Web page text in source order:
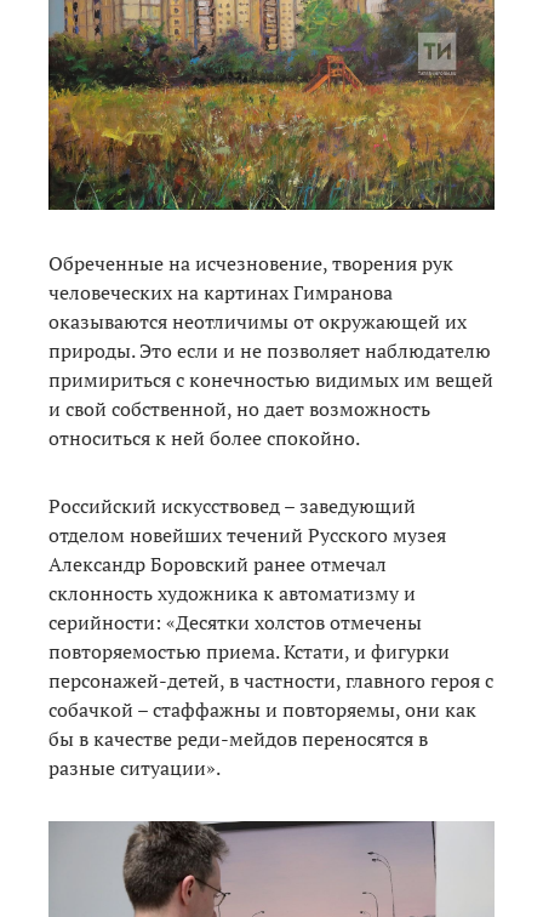
Обреченные на исчезновение, творения рук
человеческих на картинах Гимранова
оказываются неотличимы от окружающей их
природы. Это если и не позволяет наблюдателю
примириться с конечностью видимых им вещей
и свой собственной, но дает возможность
относиться к ней более спокойно.
Российский искусствовед – заведующий
отделом новейших течений Русского музея
Александр Боровский ранее отмечал
склонность художника к автоматизму и
серийности: «Десятки холстов отмечены
повторяемостью приема. Кстати, и фигурки
персонажей-детей, в частности, главного героя с
собачкой – стаффажны и повторяемы, они как
бы в качестве реди-мейдов переносятся в
разные ситуации».